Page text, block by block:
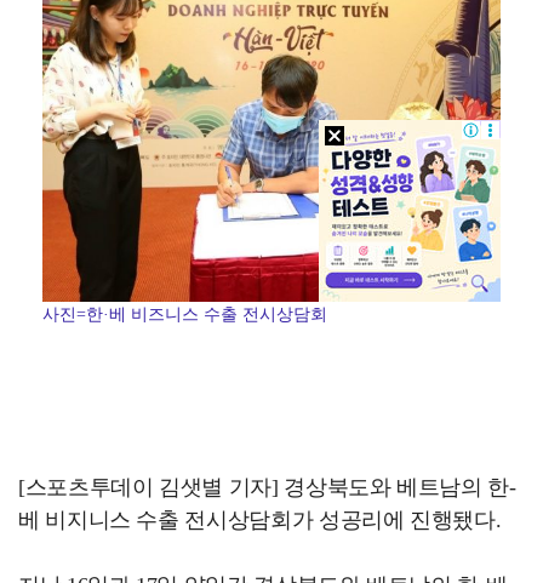
사진=한·베 비즈니스 수출 전시상담회
[스포츠투데이 김샛별 기자] 경상북도와 베트남의 한-
베 비지니스 수출 전시상담회가 성공리에 진행됐다.